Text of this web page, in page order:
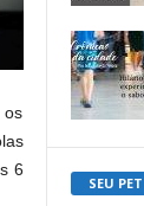
6
SEU PET